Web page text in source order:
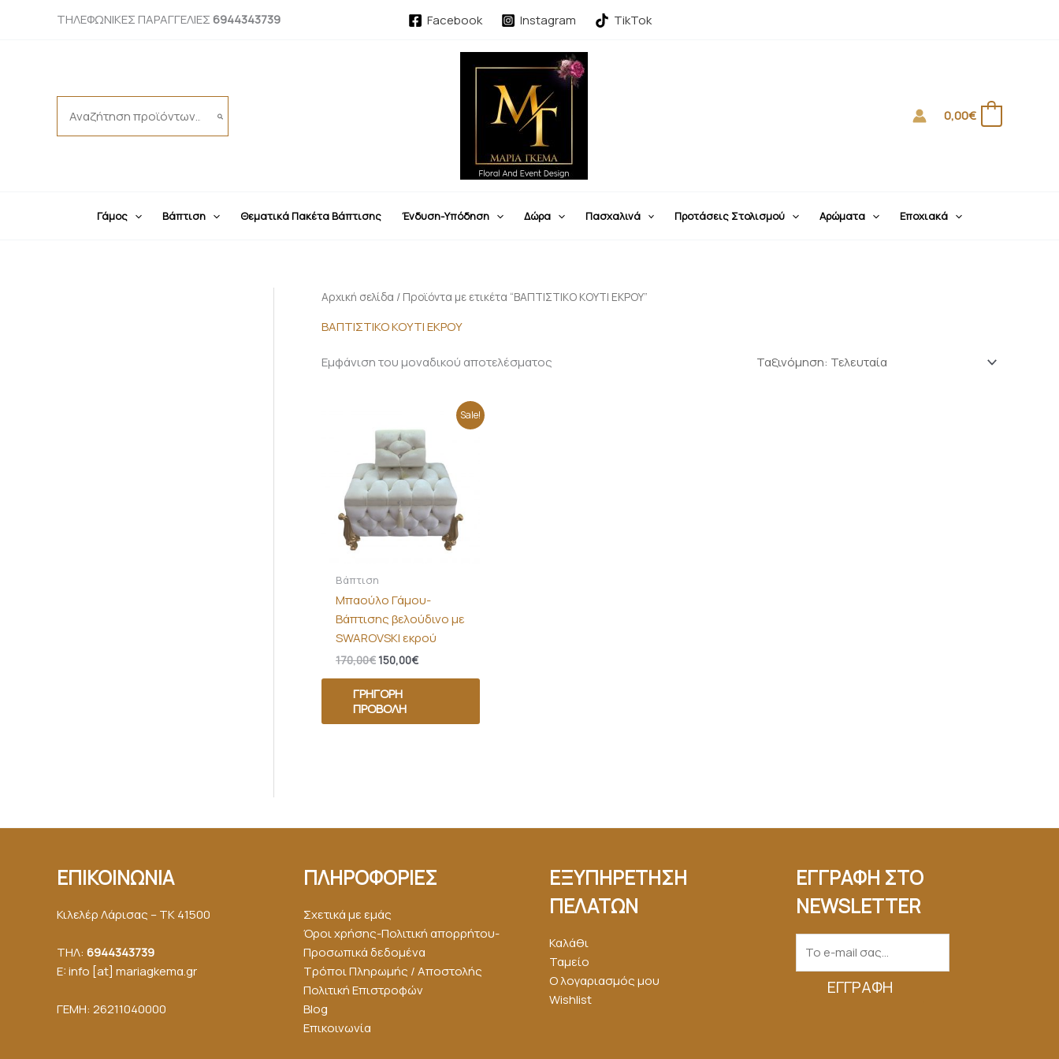
ΤΗΛΕΦΩΝΙΚΕΣ ΠΑΡΑΓΓΕΛΙΕΣ 6944343739 Facebook Instagram TikTok
for:
0,00€
Γάμος Βάπτιση Θεματικά Πακέτα Βάπτισης Ένδυση-Υπόδηση Δώρα Πασχαλινά Προτάσεις Στολισμού Αρώματα Εποχιακά
Αρχική σελίδα / Προϊόντα με ετικέτα “ΒΑΠΤΙΣΤΙΚΟ ΚΟΥΤΙ ΕΚΡΟΥ”
ΒΑΠΤΙΣΤΙΚΟ ΚΟΥΤΙ ΕΚΡΟΥ
Εμφάνιση του μοναδικού αποτελέσματος
Sale!
Βάπτιση
Μπαούλο Γάμου-
Βάπτισης βελούδινο με
SWAROVSKI εκρού
170,00€
was:
170,00€.
150,00€
τρέχουσα
τιμή
είναι:
150,00€.
ΓΡΉΓΟΡΗ
ΠΡΟΒΟΛΉ
ΕΠΙΚΟΙΝΩΝΙΑ
Κιλελέρ Λάρισας – ΤΚ 41500
ΤΗΛ: 6944343739
E: info [at] mariagkemα.gr
ΓΕΜΗ: 26211040000
ΠΛΗΡΟΦΟΡΙΕΣ
Σχετικά με εμάς
Όροι χρήσης-Πολιτική απορρήτου-
Προσωπικά δεδομένα
Τρόποι Πληρωμής / Αποστολής
Πολιτική Επιστροφών
Blog
Επικοινωνία
ΕΞΥΠΗΡΕΤΗΣΗ
ΠΕΛΑΤΩΝ
Καλάθι
Ταμείο
Ο λογαριασμός μου
Wishlist
ΕΓΓΡΑΦΗ ΣΤΟ
NEWSLETTER
ΕΓΓΡΑΦΉ